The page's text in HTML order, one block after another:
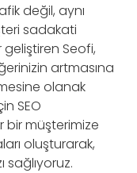
değil, aynı
sadakati
geliştiren Seofi,
artmasına
olanak
SEO
bir müşterimize
oluşturarak,
sağlıyoruz.